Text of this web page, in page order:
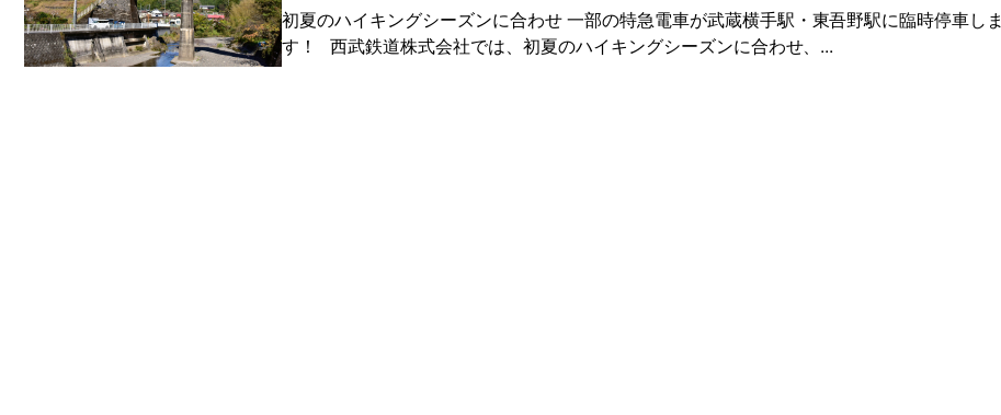
初夏のハイキングシーズンに合わせ 一部の特急電車が武蔵横手駅・東吾野駅に臨時停車しま
す！ 西武鉄道株式会社では、初夏のハイキングシーズンに合わせ、...